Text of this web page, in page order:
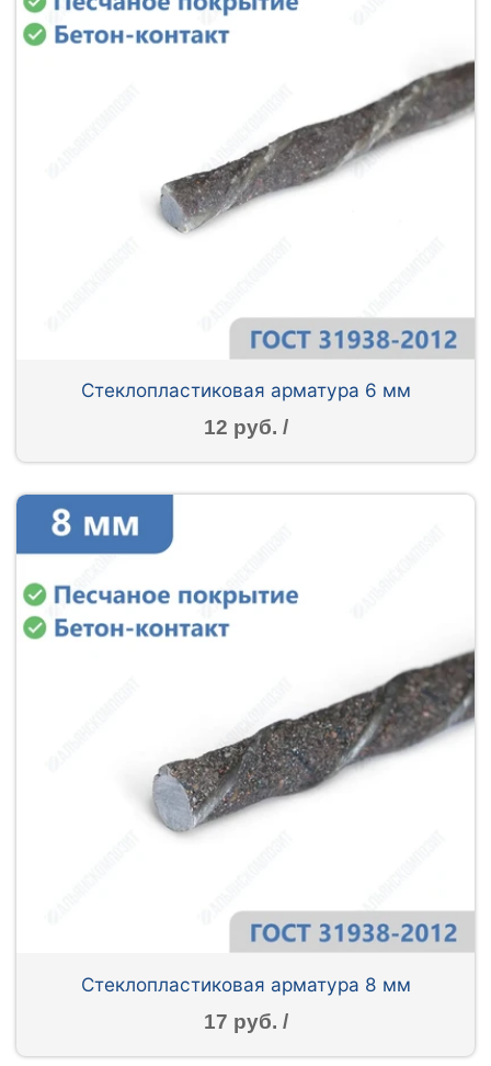
Стеклопластиковая арматура 6 мм
12 руб. /
Стеклопластиковая арматура 8 мм
17 руб. /